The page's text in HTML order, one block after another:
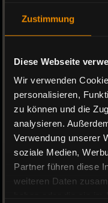
Zustimmung
Diese Webseite
Wir verwenden
personalisieren,
zu können und die
analysieren.
Verwendung unserer
soziale Medien,
Partner führen diese
weiteren Daten
create evolving